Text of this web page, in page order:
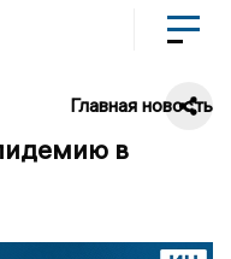
Главная новость
в